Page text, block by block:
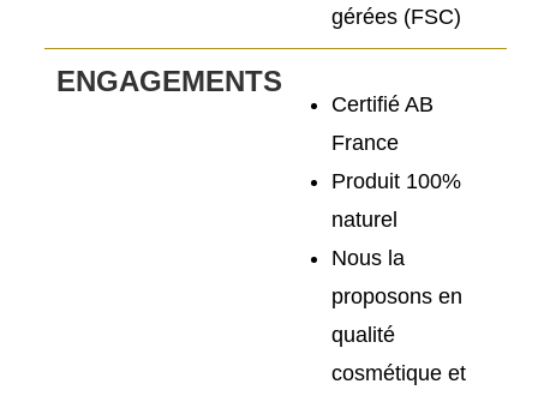
gérées (FSC)
ENGAGEMENTS
Certifié AB
France
Produit 100%
naturel
Nous la
proposons en
qualité
cosmétique et